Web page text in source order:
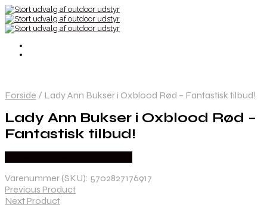
Forside / Lady Ann Bukser i Oxblood Rød – Fantastisk tilbud!
Lady Ann Bukser i Oxblood Rød –
Fantastisk tilbud!
Varenummer (SKU): 5702827176917
Previous Product
Next Product